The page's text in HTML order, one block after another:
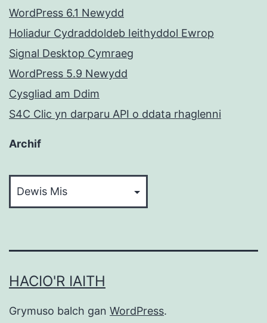
WordPress 6.1 Newydd
Holiadur Cydraddoldeb Ieithyddol Ewrop
Signal Desktop Cymraeg
WordPress 5.9 Newydd
Cysgliad am Ddim
S4C Clic yn darparu API o ddata rhaglenni
Archif
HACIO'R IAITH
Grymuso balch gan WordPress.